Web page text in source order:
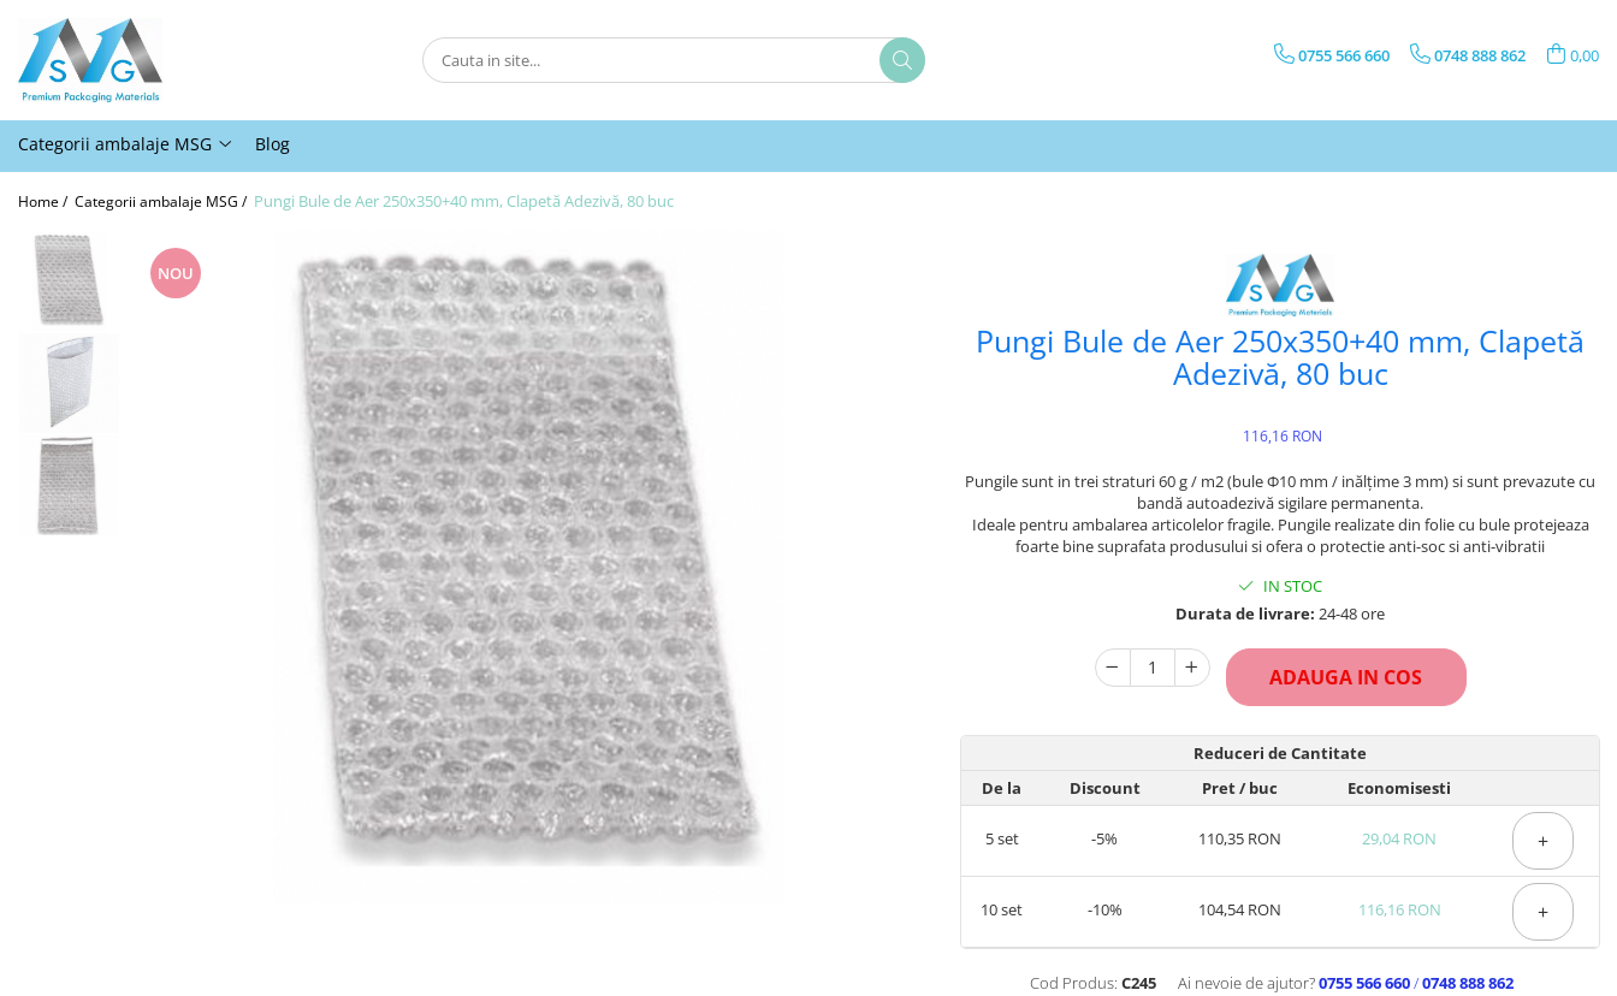
Categorii ambalaje MSG
Ambalaje pentru panificatie,
patiserii, fast-food si horeca
industria de procesare a carnii
Ambalaje pentru comert offline
Ambalaje pentru industria
moraritului
Ambalaje agro-industriale
Protectie
Alte ambalaje
0755 566 660 0748 888 862 0,00
Categorii ambalaje MSG Blog
Home / Categorii ambalaje MSG / Pungi Bule de Aer 250x350+40 mm, Clapetă Adezivă, 80 buc
Pungi Bule de Aer 250x350+40 mm, Clapetă
Adezivă, 80 buc
NOU
116,16 RON
Pungile sunt in trei straturi 60 g / m2 (bule Ф10 mm / inălțime 3 mm) si sunt prevazute cu
bandă autoadezivă sigilare permanenta.
Ideale pentru ambalarea articolelor fragile. Pungile realizate din folie cu bule protejeaza
foarte bine suprafata produsului si ofera o protectie anti-soc si anti-vibratii
IN STOC
Durata de livrare: 24-48 ore
ADAUGA IN COS
Reduceri de Cantitate
De la
Discount Pret/ buc Economisesti
5set -5% 110,35 RON 29,04 RON +
10set -10% 104,54 RON 116,16 RON +
Cod Produs: C245 Ai nevoie de ajutor?0755 566 660/0748 888 862